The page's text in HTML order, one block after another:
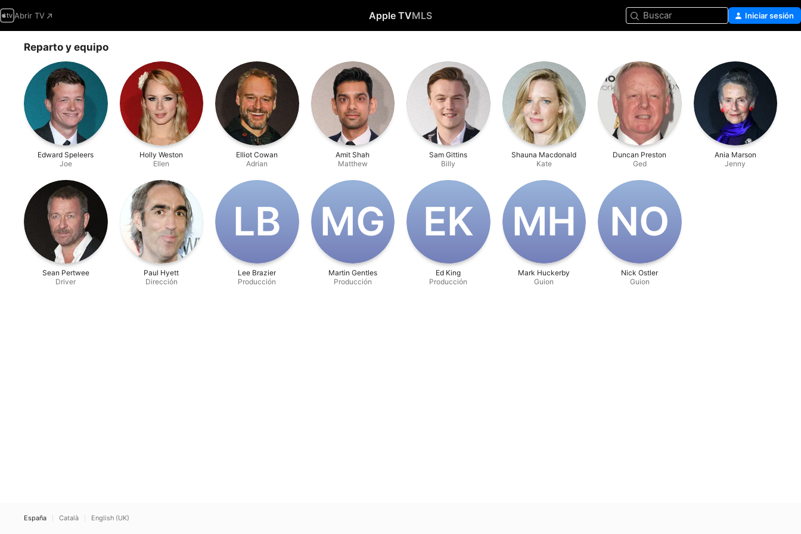
Abrir TV Apple TVMLS Buscar Iniciar sesión
Reparto y equipo
Edward Speleers
Joe
Holly Weston
Ellen
Elliot Cowan
Adrian
Amit Shah
Matthew
Sam Gittins
Billy
Shauna Macdonald
Kate
Duncan Preston
Ged
Ania Marson
Jenny
Sean Pertwee
Driver
Paul Hyett
Dirección
L‌B
Lee Brazier
Producción
M‌G
Martin Gentles
Producción
E‌K
Ed King
Producción
M‌H
Mark Huckerby
Guion
N‌O
Nick Ostler
Guion
España Català English (UK)